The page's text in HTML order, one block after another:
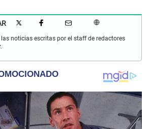
las noticias escritas por el staff de redactores